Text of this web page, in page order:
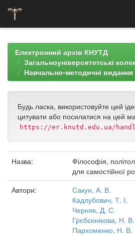
navigationЕлектронний архів КНУТД
Загальноуніверситетські
Навчально-методичні видання
Будь ласка, використовуйте цей
цитувати або посилатися на цей
https://er.knutd.edu.ua/
Назва:
Філософія,
для самостійної
Автори:
Сакун, А. В.
Кадлубович, Т. І.
Черняк, Д. С.
Грєбєннікова, Н. В.
Пархоменко, Н. В.